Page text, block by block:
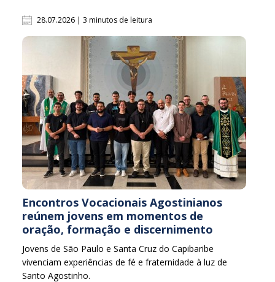
28.07.2026 | 3 minutos de leitura
Encontros Vocacionais Agostinianos
reúnem jovens em momentos de
oração, formação e discernimento
Jovens de São Paulo e Santa Cruz do Capibaribe
vivenciam experiências de fé e fraternidade à luz de
Santo Agostinho.